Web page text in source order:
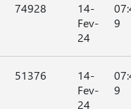
74928
14-
Fev-
24
9
51376
14-
Fev-
24
9